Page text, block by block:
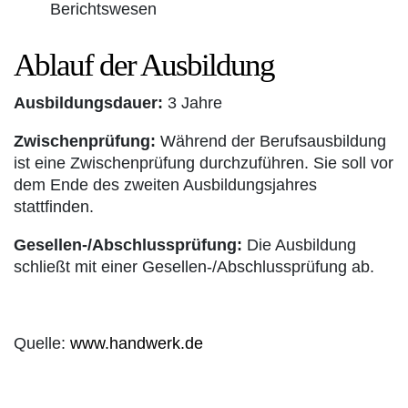
Berichtswesen
Ablauf der Ausbildung
Ausbildungsdauer: 3 Jahre
Zwischenprüfung: Während der Berufsausbildung
ist eine Zwischenprüfung durchzuführen. Sie soll vor
dem Ende des zweiten Ausbildungsjahres
stattfinden.
Gesellen-/Abschlussprüfung: Die Ausbildung
schließt mit einer Gesellen-/Abschlussprüfung ab.
Quelle: www.handwerk.de